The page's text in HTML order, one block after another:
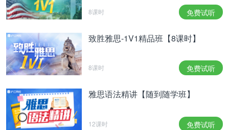
8课时 免费试听
致胜雅思-1V1精品班【8课时】
8课时 免费试听
雅思语法精讲【随到随学班】
12课时 免费试听